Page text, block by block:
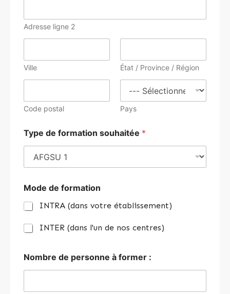
Adresse ligne 2
Ville État / Province / Région
Code postal Pays
Type de formation souhaitée *
Mode de formation
INTRA (dans votre établissement)
INTER (dans l'un de nos centres)
Nombre de personne à former :